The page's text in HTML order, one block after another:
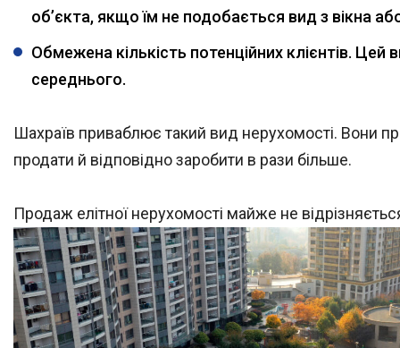
об’єкта, якщо їм не подобається вид з вікна
Обмежена кількість потенційних клієнтів.
середнього.
Шахраїв приваблює такий вид нерухомості. Вони
продати й відповідно заробити в рази більше.
Продаж елітної нерухомості майже не